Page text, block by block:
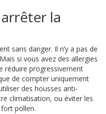
la
sans danger. Il n’y a pas de
si vous avez des allergies
réduire progressivement
de compter uniquement
des housses anti-
climatisation, ou éviter les
pollen.